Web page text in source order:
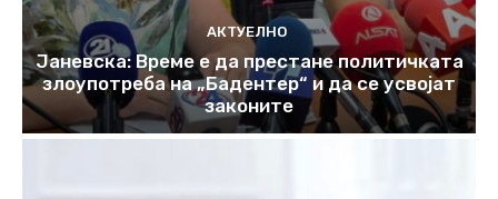
АКТУЕЛНО
Јаневска: Време е да престане политичката
злоупотреба на „Бадентер“ и да се усвојат
законите